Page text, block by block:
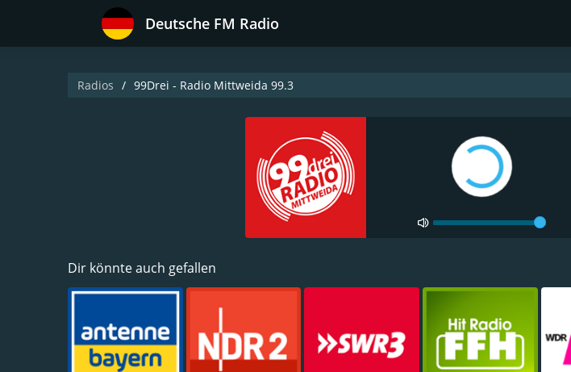
Deutsche FM Radio
Radios 99Drei - Radio Mittweida 99.3
Dir könnte auch gefallen